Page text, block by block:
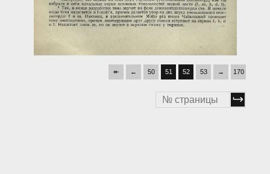
↞ ← 50 51 52 53 → 170